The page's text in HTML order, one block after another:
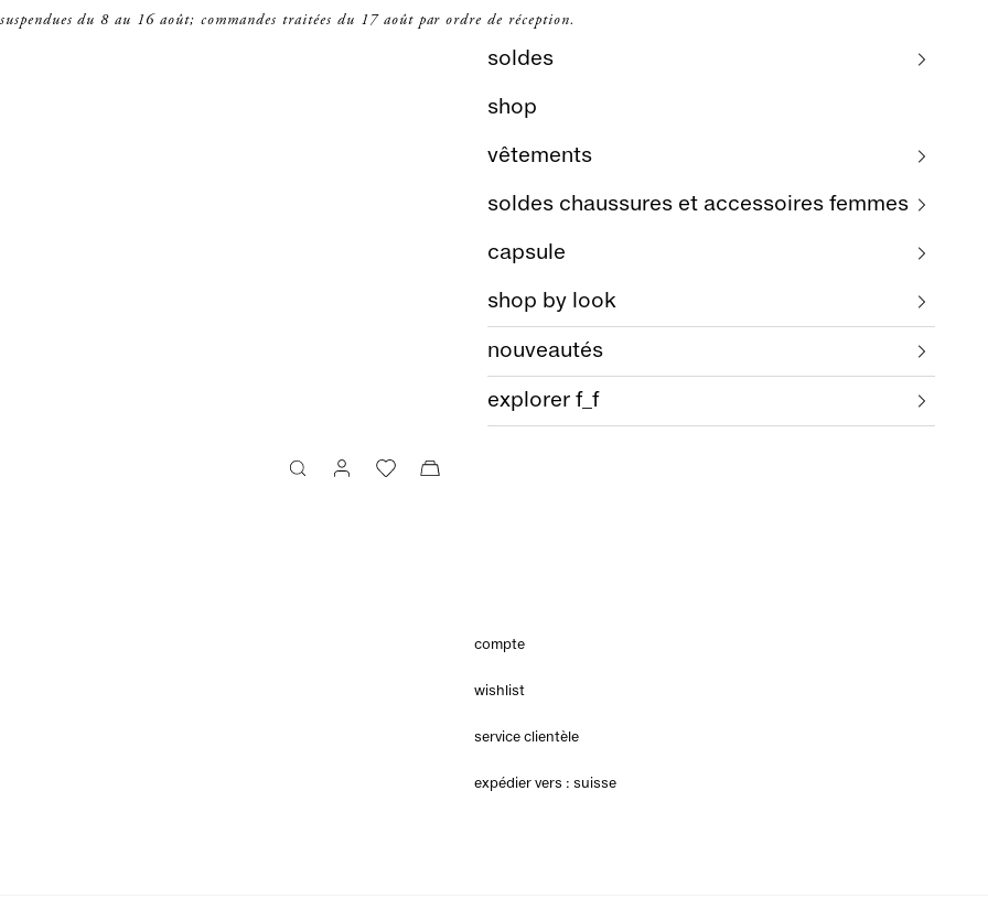
du 8 au 16 août; commandes traitées du 17 août par ordre de réception.
recherche panier
soldes
shop
vêtements
soldes chaussures et accessoires femmes
capsule
shop by look
nouveautés
explorer f_f
compte
wishlist
service clientèle
expédier vers : suisse